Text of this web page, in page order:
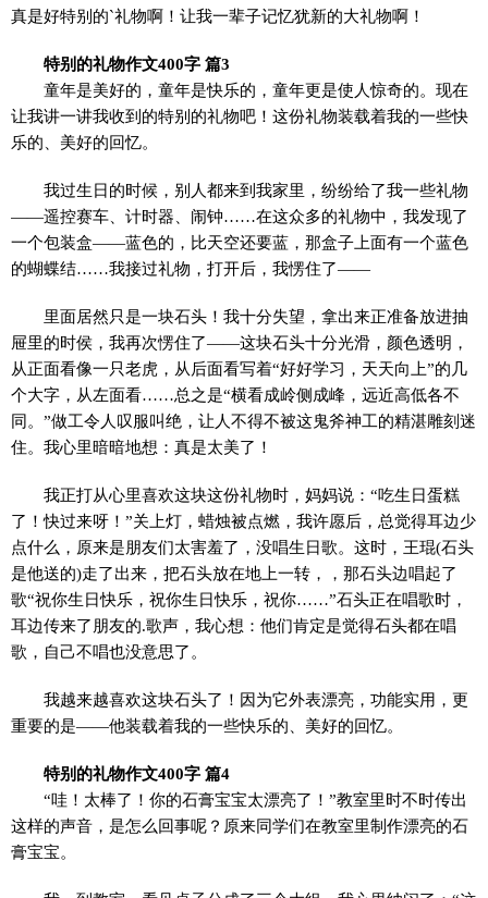
真是好特别的`礼物啊！让我一辈子记忆犹新的大礼物啊！
特别的礼物作文400字 篇3
童年是美好的，童年是快乐的，童年更是使人惊奇的。现在
让我讲一讲我收到的特别的礼物吧！这份礼物装载着我的一些快
乐的、美好的回忆。
我过生日的时候，别人都来到我家里，纷纷给了我一些礼物
——遥控赛车、计时器、闹钟……在这众多的礼物中，我发现了
一个包装盒——蓝色的，比天空还要蓝，那盒子上面有一个蓝色
的蝴蝶结……我接过礼物，打开后，我愣住了——
里面居然只是一块石头！我十分失望，拿出来正准备放进抽
屉里的时侯，我再次愣住了——这块石头十分光滑，颜色透明，
从正面看像一只老虎，从后面看写着“好好学习，天天向上”的几
个大字，从左面看……总之是“横看成岭侧成峰，远近高低各不
同。”做工令人叹服叫绝，让人不得不被这鬼斧神工的精湛雕刻迷
住。我心里暗暗地想：真是太美了！
我正打从心里喜欢这块这份礼物时，妈妈说：“吃生日蛋糕
了！快过来呀！”关上灯，蜡烛被点燃，我许愿后，总觉得耳边少
点什么，原来是朋友们太害羞了，没唱生日歌。这时，王琨(石头
是他送的)走了出来，把石头放在地上一转，，那石头边唱起了
歌“祝你生日快乐，祝你生日快乐，祝你……”石头正在唱歌时，
耳边传来了朋友的.歌声，我心想：他们肯定是觉得石头都在唱
歌，自己不唱也没意思了。
我越来越喜欢这块石头了！因为它外表漂亮，功能实用，更
重要的是——他装载着我的一些快乐的、美好的回忆。
特别的礼物作文400字 篇4
“哇！太棒了！你的石膏宝宝太漂亮了！”教室里时不时传出
这样的声音，是怎么回事呢？原来同学们在教室里制作漂亮的石
膏宝宝。